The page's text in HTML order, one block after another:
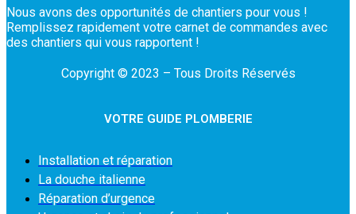
Nous avons des opportunités de chantiers pour vous !
Remplissez rapidement votre carnet de commandes avec
des chantiers qui vous rapportent !
Copyright © 2023 – Tous Droits Réservés
VOTRE GUIDE PLOMBERIE
Installation et réparation
La douche italienne
Réparation d’urgence